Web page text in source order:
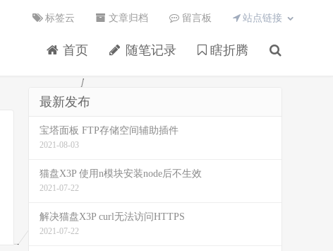
首页 随笔记录 瞎折腾
标签云 文章归档 留言板 站点链接
最新发布
宝塔面板 FTP存储空间辅助插件
2021-08-03
猫盘X3P 使用n模块安装node后不生效
2021-07-22
解决猫盘X3P curl无法访问HTTPS
2021-07-22